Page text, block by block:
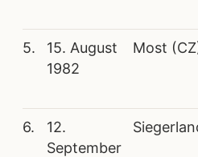
5.
15. August
1982
Most
6.
12.
September